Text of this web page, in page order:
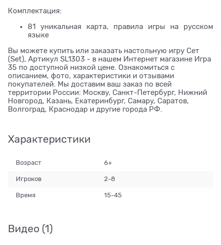
Комплектация:
81 уникальная карта, правила игры на русском
языке
Вы можете купить или заказать настольную игру Сет
(Set), Артикул SL1303 - в нашем Интернет магазине Игра
35 по доступной низкой цене. Ознакомиться с
описанием, фото, характеристики и отзывами
покупателей. Мы доставим ваш заказ по всей
территории России: Москву, Санкт-Петербург, Нижний
Новгород, Казань, Екатеринбург, Самару, Саратов,
Волгоград, Краснодар и другие города РФ.
Характеристики
Возраст 6+
Игроков 2-8
Время 15-45
Видео (1)